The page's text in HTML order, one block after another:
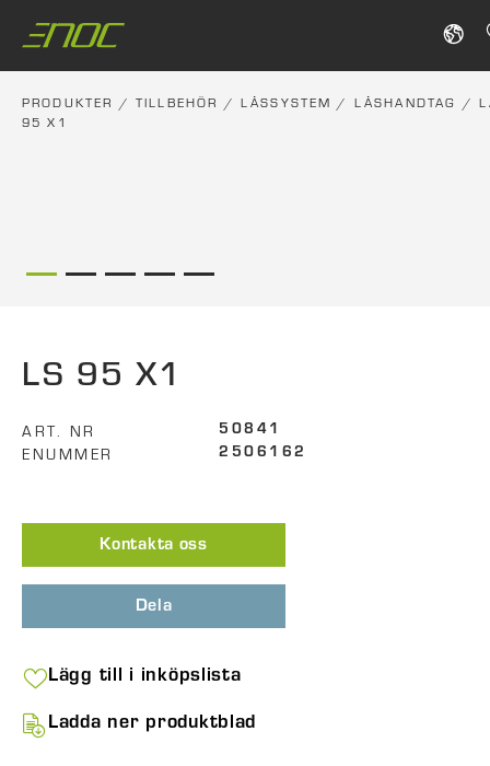
content
PRODUKTER / TILLBEHÖR / LÅSSYSTEM / LÅSHANDTAG /
95 X1
LS 95 X1
ART. NR 50841
ENUMMER 2506162
Kontakta oss
Dela
Lägg till i inköpslista
Ladda ner produktblad